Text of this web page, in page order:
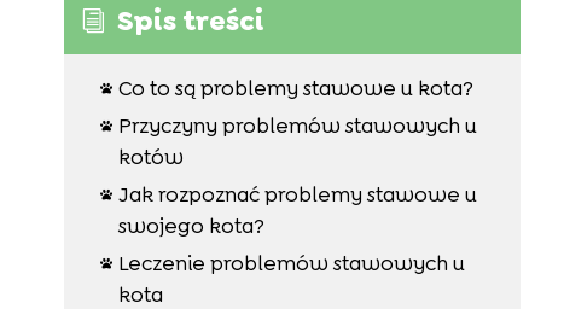
i Spis treści
 Co to są problemy stawowe u kota?

Przyczyny problemów stawowych u
kotów
 Jak rozpoznać problemy stawowe u
swojego kota?

Leczenie problemów stawowych u
kota